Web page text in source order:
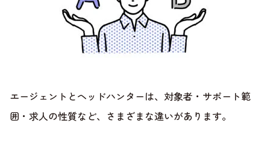
エージェントとヘッドハンターは、対象者・サポート範
囲・求人の性質など、さまざまな違いがあります。